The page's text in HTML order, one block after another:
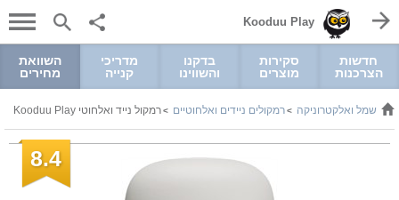
Kooduu Play
חדשות
הצרכנות
סקירות
מוצרים
בדקנו
והשווינו
מדריכי
קנייה
השוואת
מחירים
> חשמל ואלקטרוניקה >רמקולים ניידים ואלחוטיים >רמקול נייד ואלחוטי Kooduu Play
8.4